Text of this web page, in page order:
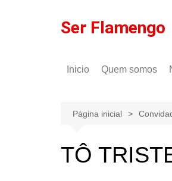
Ser Flamengo
Inicio Quem somos
Política de
Página inicial
TÔ